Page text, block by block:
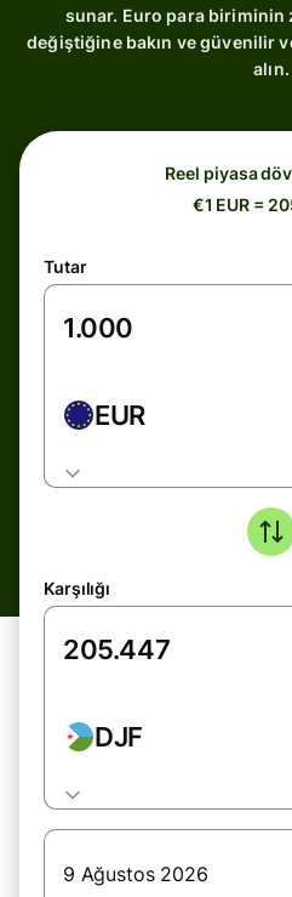
sunar. Euro para biriminin
değiştiğine bakın ve güvenilir
alın.
Reel piyasa
€1 EUR =
Tutar
EUR
Karşılığı
DJF
9 Ağustos 2026